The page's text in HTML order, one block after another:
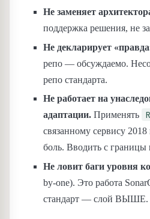
Не заменяет
поддержка решения, не
Не декларирует
репо — обсуждаемо.
репо стандарта.
Не работает на
адаптации. Применять
связанному сервису 2018
боль. Вводить с
Не ловит баги уровня
by-one). Это работа
стандарт — слой ВЫШЕ.